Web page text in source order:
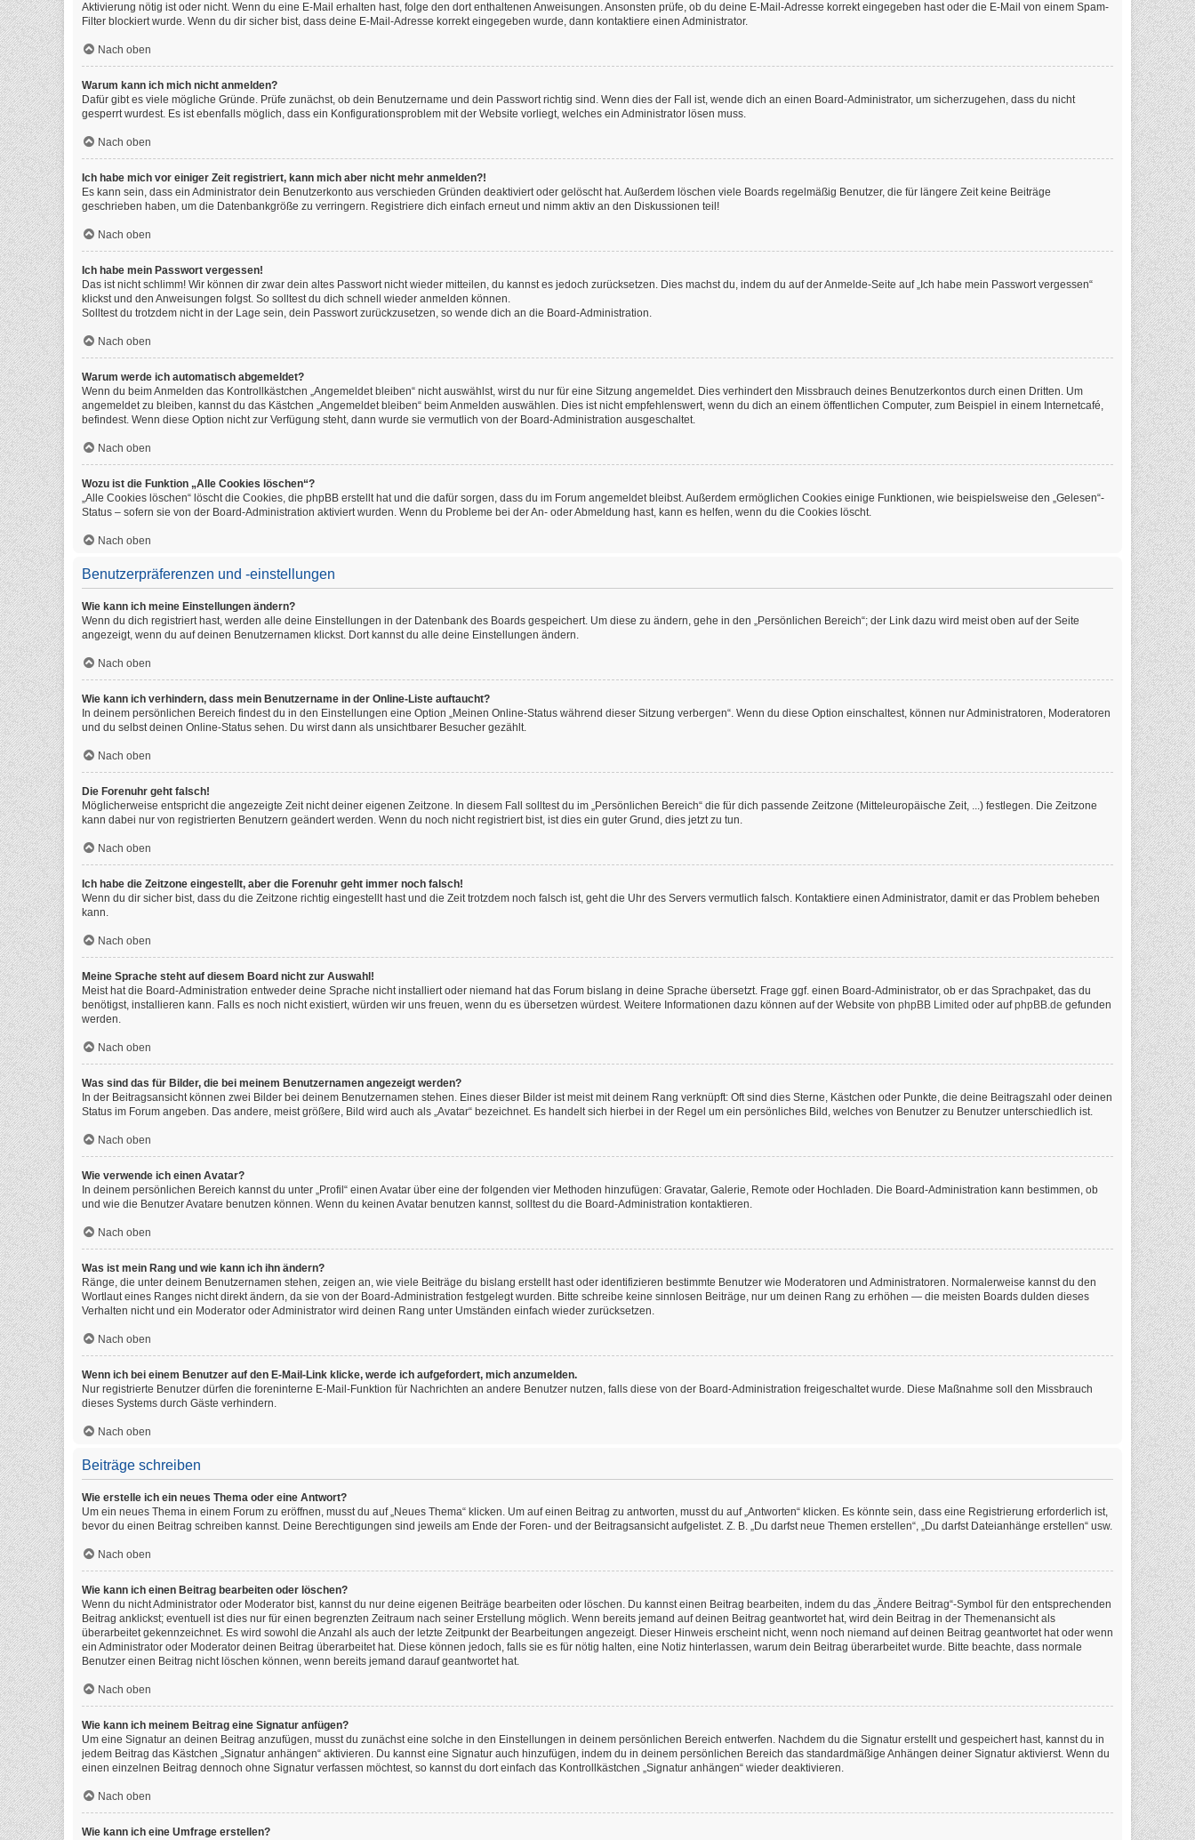
Aktivierung nötig ist oder nicht. Wenn du eine E-Mail erhalten hast, folge den dort enthaltenen Anweisungen. Ansonsten prüfe, ob du deine E-Mail-Adresse korrekt eingegeben hast oder die E-Mail von einem Spam-
Filter blockiert wurde. Wenn du dir sicher bist, dass deine E-Mail-Adresse korrekt eingegeben wurde, dann kontaktiere einen Administrator.
Nach oben
Warum kann ich mich nicht anmelden?
Dafür gibt es viele mögliche Gründe. Prüfe zunächst, ob dein Benutzername und dein Passwort richtig sind. Wenn dies der Fall ist, wende dich an einen Board-Administrator, um sicherzugehen, dass du nicht
gesperrt wurdest. Es ist ebenfalls möglich, dass ein Konfigurationsproblem mit der Website vorliegt, welches ein Administrator lösen muss.
Nach oben
Ich habe mich vor einiger Zeit registriert, kann mich aber nicht mehr anmelden?!
Es kann sein, dass ein Administrator dein Benutzerkonto aus verschieden Gründen deaktiviert oder gelöscht hat. Außerdem löschen viele Boards regelmäßig Benutzer, die für längere Zeit keine Beiträge
geschrieben haben, um die Datenbankgröße zu verringern. Registriere dich einfach erneut und nimm aktiv an den Diskussionen teil!
Nach oben
Ich habe mein Passwort vergessen!
Das ist nicht schlimm! Wir können dir zwar dein altes Passwort nicht wieder mitteilen, du kannst es jedoch zurücksetzen. Dies machst du, indem du auf der Anmelde-Seite auf „Ich habe mein Passwort vergessen“
klickst und den Anweisungen folgst. So solltest du dich schnell wieder anmelden können.
Solltest du trotzdem nicht in der Lage sein, dein Passwort zurückzusetzen, so wende dich an die Board-Administration.
Nach oben
Warum werde ich automatisch abgemeldet?
Wenn du beim Anmelden das Kontrollkästchen „Angemeldet bleiben“ nicht auswählst, wirst du nur für eine Sitzung angemeldet. Dies verhindert den Missbrauch deines Benutzerkontos durch einen Dritten. Um
angemeldet zu bleiben, kannst du das Kästchen „Angemeldet bleiben“ beim Anmelden auswählen. Dies ist nicht empfehlenswert, wenn du dich an einem öffentlichen Computer, zum Beispiel in einem Internetcafé,
befindest. Wenn diese Option nicht zur Verfügung steht, dann wurde sie vermutlich von der Board-Administration ausgeschaltet.
Nach oben
Wozu ist die Funktion „Alle Cookies löschen“?
„Alle Cookies löschen“ löscht die Cookies, die phpBB erstellt hat und die dafür sorgen, dass du im Forum angemeldet bleibst. Außerdem ermöglichen Cookies einige Funktionen, wie beispielsweise den „Gelesen“-
Status – sofern sie von der Board-Administration aktiviert wurden. Wenn du Probleme bei der An- oder Abmeldung hast, kann es helfen, wenn du die Cookies löscht.
Nach oben
Benutzerpräferenzen und -einstellungen
Wie kann ich meine Einstellungen ändern?
Wenn du dich registriert hast, werden alle deine Einstellungen in der Datenbank des Boards gespeichert. Um diese zu ändern, gehe in den „Persönlichen Bereich“; der Link dazu wird meist oben auf der Seite
angezeigt, wenn du auf deinen Benutzernamen klickst. Dort kannst du alle deine Einstellungen ändern.
Nach oben
Wie kann ich verhindern, dass mein Benutzername in der Online-Liste auftaucht?
In deinem persönlichen Bereich findest du in den Einstellungen eine Option „Meinen Online-Status während dieser Sitzung verbergen“. Wenn du diese Option einschaltest, können nur Administratoren, Moderatoren
und du selbst deinen Online-Status sehen. Du wirst dann als unsichtbarer Besucher gezählt.
Nach oben
Die Forenuhr geht falsch!
Möglicherweise entspricht die angezeigte Zeit nicht deiner eigenen Zeitzone. In diesem Fall solltest du im „Persönlichen Bereich“ die für dich passende Zeitzone (Mitteleuropäische Zeit, ...) festlegen. Die Zeitzone
kann dabei nur von registrierten Benutzern geändert werden. Wenn du noch nicht registriert bist, ist dies ein guter Grund, dies jetzt zu tun.
Nach oben
Ich habe die Zeitzone eingestellt, aber die Forenuhr geht immer noch falsch!
Wenn du dir sicher bist, dass du die Zeitzone richtig eingestellt hast und die Zeit trotzdem noch falsch ist, geht die Uhr des Servers vermutlich falsch. Kontaktiere einen Administrator, damit er das Problem beheben
kann.
Nach oben
Meine Sprache steht auf diesem Board nicht zur Auswahl!
Meist hat die Board-Administration entweder deine Sprache nicht installiert oder niemand hat das Forum bislang in deine Sprache übersetzt. Frage ggf. einen Board-Administrator, ob er das Sprachpaket, das du
benötigst, installieren kann. Falls es noch nicht existiert, würden wir uns freuen, wenn du es übersetzen würdest. Weitere Informationen dazu können auf der Website von phpBB Limited oder aufphpBB.de gefunden
werden.
Nach oben
Was sind das für Bilder, die bei meinem Benutzernamen angezeigt werden?
In der Beitragsansicht können zwei Bilder bei deinem Benutzernamen stehen. Eines dieser Bilder ist meist mit deinem Rang verknüpft: Oft sind dies Sterne, Kästchen oder Punkte, die deine Beitragszahl oder deinen
Status im Forum angeben. Das andere, meist größere, Bild wird auch als „Avatar“ bezeichnet. Es handelt sich hierbei in der Regel um ein persönliches Bild, welches von Benutzer zu Benutzer unterschiedlich ist.
Nach oben
Wie verwende ich einen Avatar?
In deinem persönlichen Bereich kannst du unter „Profil“ einen Avatar über eine der folgenden vier Methoden hinzufügen: Gravatar, Galerie, Remote oder Hochladen. Die Board-Administration kann bestimmen, ob
und wie die Benutzer Avatare benutzen können. Wenn du keinen Avatar benutzen kannst, solltest du die Board-Administration kontaktieren.
Nach oben
Was ist mein Rang und wie kann ich ihn ändern?
Ränge, die unter deinem Benutzernamen stehen, zeigen an, wie viele Beiträge du bislang erstellt hast oder identifizieren bestimmte Benutzer wie Moderatoren und Administratoren. Normalerweise kannst du den
Wortlaut eines Ranges nicht direkt ändern, da sie von der Board-Administration festgelegt wurden. Bitte schreibe keine sinnlosen Beiträge, nur um deinen Rang zu erhöhen — die meisten Boards dulden dieses
Verhalten nicht und ein Moderator oder Administrator wird deinen Rang unter Umständen einfach wieder zurücksetzen.
Nach oben
Wenn ich bei einem Benutzer auf den E-Mail-Link klicke, werde ich aufgefordert, mich anzumelden.
Nur registrierte Benutzer dürfen die foreninterne E-Mail-Funktion für Nachrichten an andere Benutzer nutzen, falls diese von der Board-Administration freigeschaltet wurde. Diese Maßnahme soll den Missbrauch
dieses Systems durch Gäste verhindern.
Nach oben
Beiträge schreiben
Wie erstelle ich ein neues Thema oder eine Antwort?
Um ein neues Thema in einem Forum zu eröffnen, musst du auf „Neues Thema“ klicken. Um auf einen Beitrag zu antworten, musst du auf „Antworten“ klicken. Es könnte sein, dass eine Registrierung erforderlich ist,
bevor du einen Beitrag schreiben kannst. Deine Berechtigungen sind jeweils am Ende der Foren- und der Beitragsansicht aufgelistet. Z. B. „Du darfst neue Themen erstellen“, „Du darfst Dateianhänge erstellen“ usw.
Nach oben
Wie kann ich einen Beitrag bearbeiten oder löschen?
Wenn du nicht Administrator oder Moderator bist, kannst du nur deine eigenen Beiträge bearbeiten oder löschen. Du kannst einen Beitrag bearbeiten, indem du das „Ändere Beitrag“-Symbol für den entsprechenden
Beitrag anklickst; eventuell ist dies nur für einen begrenzten Zeitraum nach seiner Erstellung möglich. Wenn bereits jemand auf deinen Beitrag geantwortet hat, wird dein Beitrag in der Themenansicht als
überarbeitet gekennzeichnet. Es wird sowohl die Anzahl als auch der letzte Zeitpunkt der Bearbeitungen angezeigt. Dieser Hinweis erscheint nicht, wenn noch niemand auf deinen Beitrag geantwortet hat oder wenn
ein Administrator oder Moderator deinen Beitrag überarbeitet hat. Diese können jedoch, falls sie es für nötig halten, eine Notiz hinterlassen, warum dein Beitrag überarbeitet wurde. Bitte beachte, dass normale
Benutzer einen Beitrag nicht löschen können, wenn bereits jemand darauf geantwortet hat.
Nach oben
Wie kann ich meinem Beitrag eine Signatur anfügen?
Um eine Signatur an deinen Beitrag anzufügen, musst du zunächst eine solche in den Einstellungen in deinem persönlichen Bereich entwerfen. Nachdem du die Signatur erstellt und gespeichert hast, kannst du in
jedem Beitrag das Kästchen „Signatur anhängen“ aktivieren. Du kannst eine Signatur auch hinzufügen, indem du in deinem persönlichen Bereich das standardmäßige Anhängen deiner Signatur aktivierst. Wenn du
einen einzelnen Beitrag dennoch ohne Signatur verfassen möchtest, so kannst du dort einfach das Kontrollkästchen „Signatur anhängen“ wieder deaktivieren.
Nach oben
Wie kann ich eine Umfrage erstellen?